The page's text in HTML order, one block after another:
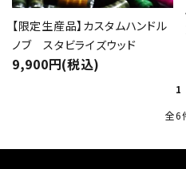
【限定生産品】カスタムハンドル
ノブ スタビライズウッド
9,900円(税込)
1
全6
検索